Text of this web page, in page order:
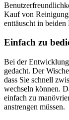
Kauf von
enttäuscht in beiden
Einfach zu
Bei der
gedacht. Der
dass Sie schnell
wechseln können.
einfach zu
anstrengen müssen.